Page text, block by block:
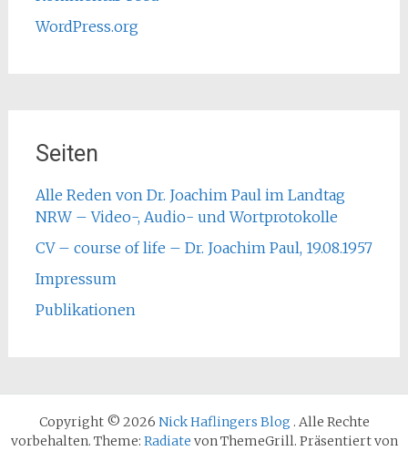
WordPress.org
Seiten
Alle Reden von Dr. Joachim Paul im Landtag
NRW – Video-, Audio- und Wortprotokolle
CV – course of life – Dr. Joachim Paul, 19.08.1957
Impressum
Publikationen
Copyright © 2026 Nick Haflingers Blog . Alle Rechte
vorbehalten. Theme: Radiate von ThemeGrill. Präsentiert von